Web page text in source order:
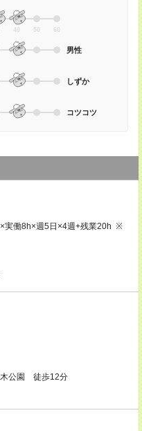
40 50 60
男性
しずか
コツコツ
働8h×週5日×4週+残業20h ※
公園 徒歩12分